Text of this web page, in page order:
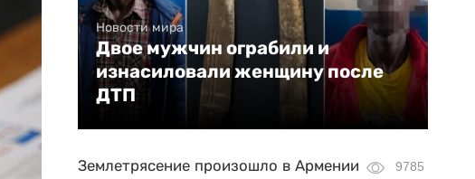
Новости мира
Двое мужчин ограбили и
изнасиловали женщину после
ДТП
Землетрясение произошло в Армении 9785